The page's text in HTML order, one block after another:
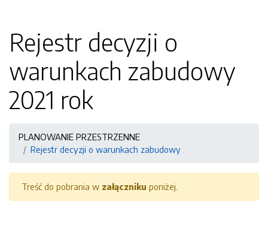
Rejestr decyzji o
warunkach zabudowy
2021 rok
PLANOWANIE PRZESTRZENNE
Rejestr decyzji o warunkach zabudowy
Treść do pobrania w załączniku poniżej.